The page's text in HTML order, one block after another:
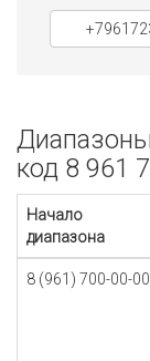
код 8 961
Начало
диапазона
8 (961) 700-00-00